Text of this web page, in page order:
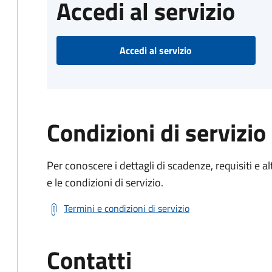
Accedi al servizio
Accedi al servizio
Condizioni di servizio
Per conoscere i dettagli di scadenze, requisiti e
e le condizioni di servizio.
Termini e condizioni di servizio
Contatti